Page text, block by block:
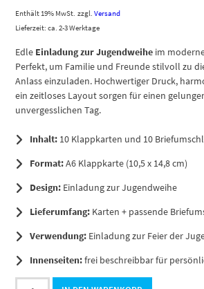
Enthält 19% MwSt. zzgl.Versand
Lieferzeit: ca. 2-3 Werktage
Edle Einladung zur Jugendweihe im
Perfekt, um Familie und Freunde stilvoll zu
Anlass einzuladen. Hochwertiger Druck,
ein zeitloses Layout sorgen für einen
unvergesslichen Tag.
Inhalt: 10 Klappkarten und 10
Format:A6 Klappkarte (10,5 x 14,8 cm)
Design: Einladung zur Jugendweihe
Lieferumfang: Karten + passende
Verwendung: Einladung zur Feier der
Innenseiten:frei beschreibbar für